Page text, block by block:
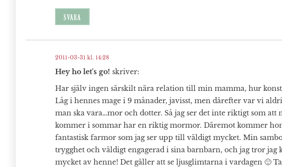
SVARA
Hey ho let's go! skriver:
2011-03-31 kl. 14:28
Har själv ingen särskilt nära relation till min mamma, hur
Låg i hennes mage i 9 månader, javisst, men därefter var vi
man ska vara…mor och dotter. Så jag ser det inte riktigt som att
kommer i sommar har en riktig mormor. Däremot kommer
fantastisk farmor som jag ser upp till väldigt mycket. Min
trygghet och väldigt engagerad i sina barnbarn, och jag tror jag
mycket av henne! Det gäller att se ljusglimtarna i vardagen 🙂